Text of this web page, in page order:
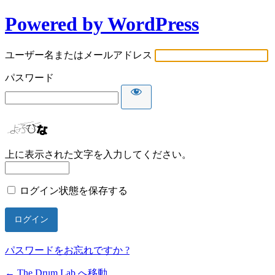
Powered by WordPress
ユーザー名またはメールアドレス
パスワード
上に表示された文字を入力してください。
ログイン状態を保存する
パスワードをお忘れですか ?
← The Drum Lab へ移動